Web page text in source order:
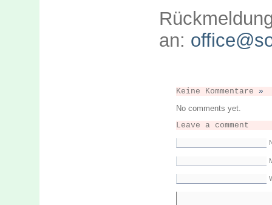
an:
Keine Kommentare »
No comments yet.
Leave a comment